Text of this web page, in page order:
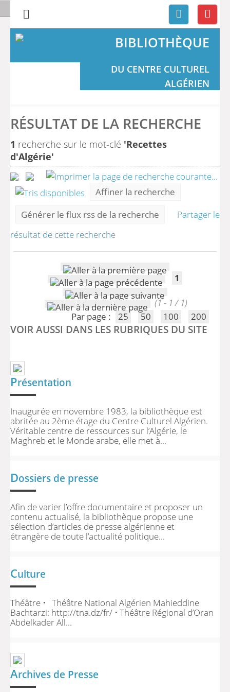
BIBLIOTHÈQUE
DU CENTRE CULTUREL
ALGÉRIEN
RÉSULTAT DE LA RECHERCHE
1 recherche sur le mot-clé 'Recettes
d'Algérie'
Affiner la recherche
Générer le flux rss de la recherche
Partager le
résultat de cette recherche
1
(1 - 1 / 1)
Par page :
25 50 100 200
VOIR AUSSI DANS LES RUBRIQUES DU SITE
Présentation
Inaugurée en novembre 1983, la bibliothèque est
abritée au 2ème étage du Centre Culturel Algérien.
Véritable centre de ressources sur l’Algérie, le
Maghreb et le Monde arabe, elle met à...
Dossiers de presse
Afin de varier l’offre documentaire et proposer un
contenu actualisé, la bibliothèque propose une
sélection d’articles de presse algérienne et
étrangère de toute l’actualité politique...
Culture
Théâtre • Théâtre National Algérien Mahieddine
Bachtarzi: http://tna.dz/fr/ • Théâtre Régional d’Oran
Abdelkader All...
Archives de Presse